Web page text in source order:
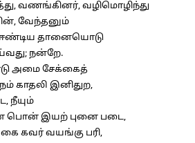
வணங்கினர், வழிமொழிந்து
வேந்தனும்
ஈண்டிய தானையொடு
நன்றே.
அமை சேக்கைத்
காதலி இனிதுற,
நீயும்
பொன் இயற் புனை படை,
கை கவர் வயங்கு பரி,